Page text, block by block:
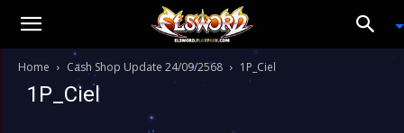
Home Cash Shop Update 24/09/2568 1P_Ciel
1P_Ciel